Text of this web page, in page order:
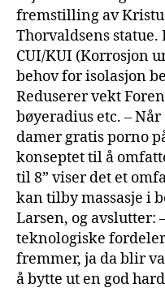
fremstilling av
Thorvaldsens
CUI/KUI (Korrosjon
behov for isolasjon
Reduserer vekt
bøyeradius etc. –
damer gratis porno
konseptet til å
til 8” viser det et
kan tilby massasje i
Larsen, og avslutter:
teknologiske
fremmer, ja da blir
å bytte ut en god